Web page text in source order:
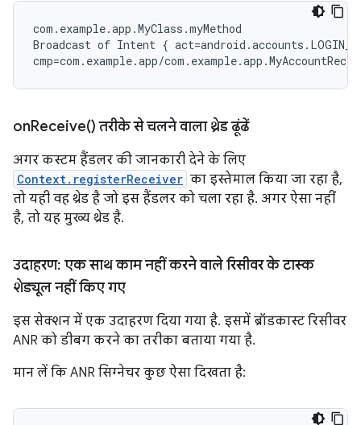
com.example.app.MyClass.myMethod
Broadcast of Intent {
onReceive() तरीके से चलने वाला थ्रेड ढूंढें
अगर कस्टम हैंडलर की जानकारी देने के लिए
Context.registerReceiver का इस्तेमाल किया जा रहा है,
तो यही वह थ्रेड है जो इस हैंडलर को चला रहा है. अगर ऐसा नहीं
है, तो यह मुख्य थ्रेड है.
उदाहरण: एक साथ काम नहीं करने वाले रिसीवर के टास्क
शेड्यूल नहीं किए गए
इस सेक्शन में एक उदाहरण दिया गया है. इसमें ब्रॉडकास्ट रिसीवर
ANR को डीबग करने का तरीका बताया गया है.
मान लें कि ANR सिग्नेचर कुछ ऐसा दिखता है: